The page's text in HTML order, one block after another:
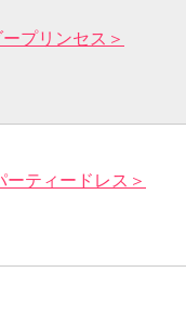
プリンセス＞
ーティードレス＞